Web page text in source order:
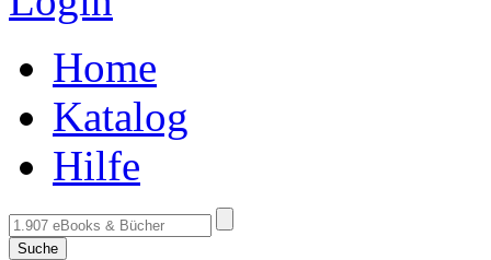
Home
Katalog
Hilfe
Suche